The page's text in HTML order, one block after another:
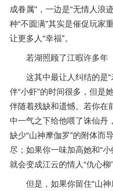
成眷属"，一边是“无情人浪
种“不圆满”其实是催促玩家
让更多人“幸福”。
若湖照顾了江暇许多年
这其中最让人纠结的是
伴“小虾”的时间很多，但是
伴随着残缺和遗憾。若你在
中一气之下给他喂了诛仙丹
缺少“山神摩伽罗”的附体而
尽；如果你一味加高她和“
就会变成江云的情人“仇心柳”
但是，如果你留住“山